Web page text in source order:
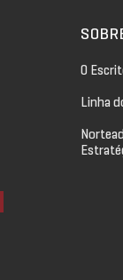
O
Linha